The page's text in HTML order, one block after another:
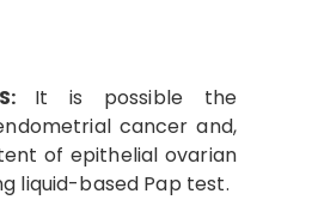
It is possible the
cancer and,
of epithelial ovarian
liquid-based Pap test.